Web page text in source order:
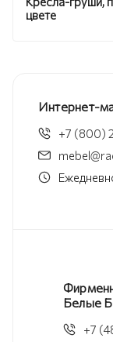
цвете
Интернет-
+7 (800)
Белые
+7